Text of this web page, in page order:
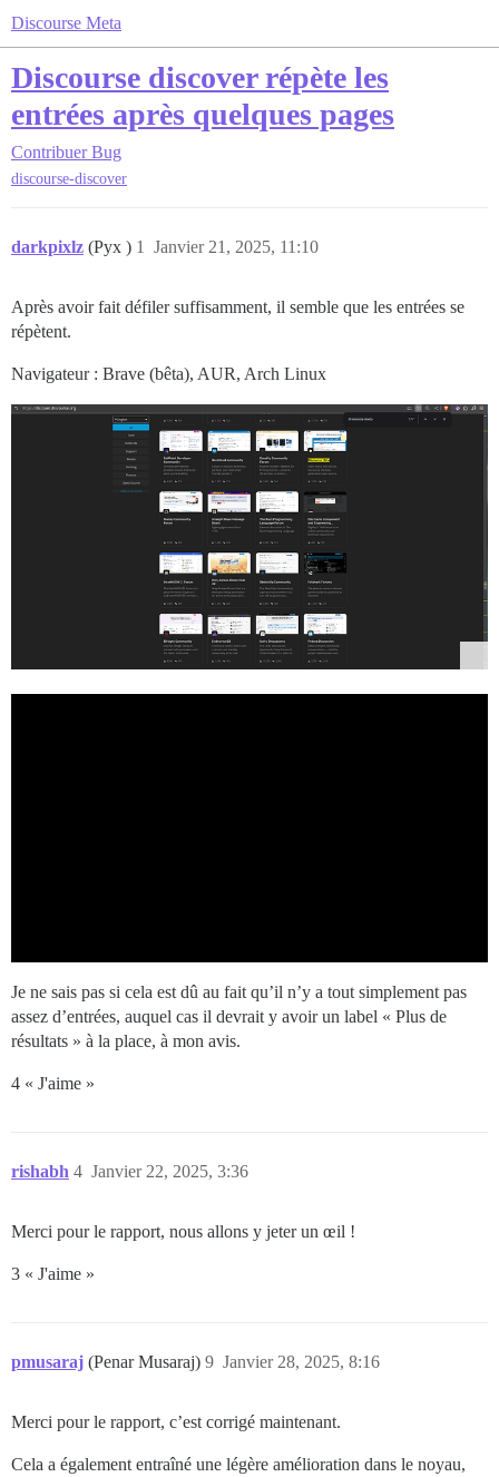
Discourse Meta
Discourse discover répète les
entrées après quelques pages
Contribuer Bug
discourse-discover
darkpixlz (Pyx ) Janvier 21, 2025, 11:10
1
Après avoir fait défiler suffisamment, il semble que les entrées se
répètent.
Navigateur : Brave (bêta), AUR, Arch Linux
Je ne sais pas si cela est dû au fait qu’il n’y a tout simplement pas
assez d’entrées, auquel cas il devrait y avoir un label « Plus de
résultats » à la place, à mon avis.
4 « J'aime »
rishabh Janvier 22, 2025, 3:36
4
Merci pour le rapport, nous allons y jeter un œil !
3 « J'aime »
pmusaraj (Penar Musaraj) Janvier 28, 2025, 8:16
9
Merci pour le rapport, c’est corrigé maintenant.
Cela a également entraîné une légère amélioration dans le noyau,